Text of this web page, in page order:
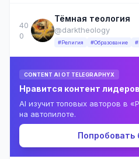
40
0
Тёмная теология
@darktheology
#Религия #Образование
CONTENT AI ОТ TELEGRAPHYX
Нравится контент
AI изучит топовых авторов в
на автопилоте.
Попробовать